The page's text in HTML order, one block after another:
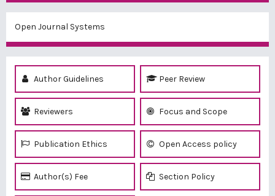
Open Journal Systems
Author Guidelines Peer Review
Reviewers Focus and Scope
Publication Ethics Open Access policy
Author(s) Fee Section Policy